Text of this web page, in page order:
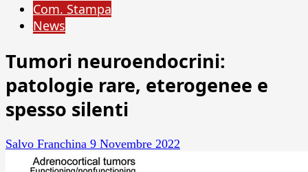
Com. Stampa
News
Tumori neuroendocrini:
patologie rare, eterogenee e
spesso silenti
Salvo Franchina 9 Novembre 2022